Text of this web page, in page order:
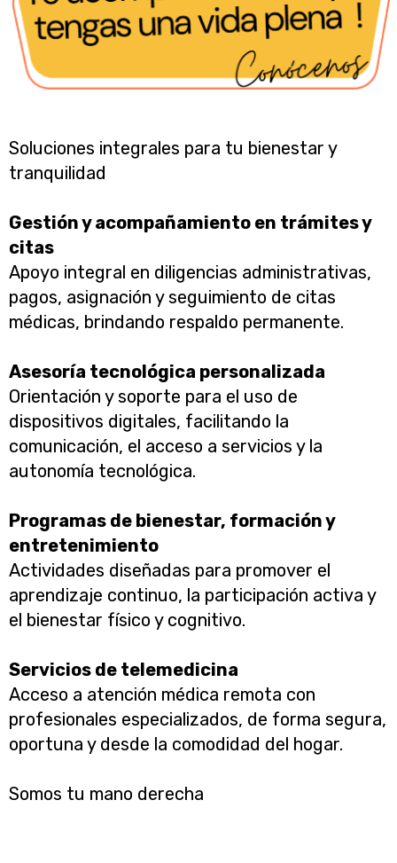
Soluciones integrales para tu bienestar y
tranquilidad
Gestión y acompañamiento en trámites y
citas
Apoyo integral en diligencias administrativas,
pagos, asignación y seguimiento de citas
médicas, brindando respaldo permanente.
Asesoría tecnológica personalizada
Orientación y soporte para el uso de
dispositivos digitales, facilitando la
comunicación, el acceso a servicios y la
autonomía tecnológica.
Programas de bienestar, formación y
entretenimiento
Actividades diseñadas para promover el
aprendizaje continuo, la participación activa y
el bienestar físico y cognitivo.
Servicios de telemedicina
Acceso a atención médica remota con
profesionales especializados, de forma segura,
oportuna y desde la comodidad del hogar.
Somos tu mano derecha